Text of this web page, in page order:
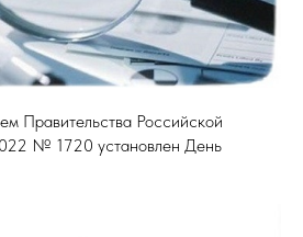
Правительства Российской
№ 1720 установлен День